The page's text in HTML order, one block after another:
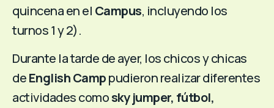
quincena en el Campus, incluyendo los
turnos 1 y 2).
Durante la tarde de ayer, los chicos y chicas
deEnglish Camppudieron realizar diferentes
actividades comosky jumper, fútbol,